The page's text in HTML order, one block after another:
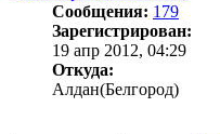
Сообщения: 179
Зарегистрирован:
19 апр 2012, 04:29
Откуда:
Алдан(Белгород)